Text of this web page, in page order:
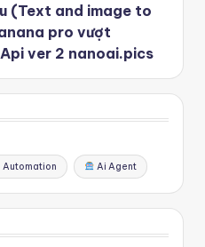
(Text and image to
pro vượt
ver 2 nanoai.pics
Automation Ai Agent